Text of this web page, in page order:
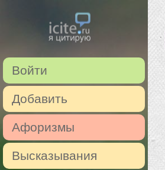
Войти
Добавить
Афоризмы
Высказывания